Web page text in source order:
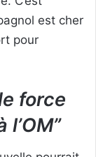
est cher
pour
force